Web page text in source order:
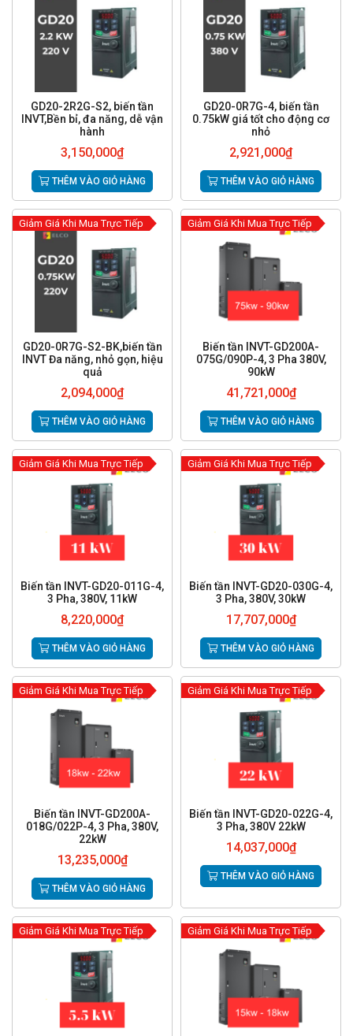
GD20-2R2G-S2, biến tần
INVT,Bền bỉ, đa năng, dễ vận
hành
3,150,000₫
THÊM VÀO GIỎ HÀNG
GD20-0R7G-4, biến tần
0.75kW giá tốt cho động cơ
nhỏ
2,921,000₫
THÊM VÀO GIỎ HÀNG
Giảm Giá Khi Mua Trực Tiếp
GD20-0R7G-S2-BK,biến tần
INVT Đa năng, nhỏ gọn, hiệu
quả
2,094,000₫
THÊM VÀO GIỎ HÀNG
Giảm Giá Khi Mua Trực Tiếp
Biến tần INVT-GD200A-
075G/090P-4, 3 Pha 380V,
90kW
41,721,000₫
THÊM VÀO GIỎ HÀNG
Giảm Giá Khi Mua Trực Tiếp
Biến tần INVT-GD20-011G-4,
3 Pha, 380V, 11kW
8,220,000₫
THÊM VÀO GIỎ HÀNG
Giảm Giá Khi Mua Trực Tiếp
Biến tần INVT-GD20-030G-4,
3 Pha, 380V, 30kW
17,707,000₫
THÊM VÀO GIỎ HÀNG
Giảm Giá Khi Mua Trực Tiếp
Biến tần INVT-GD200A-
018G/022P-4, 3 Pha, 380V,
22kW
13,235,000₫
THÊM VÀO GIỎ HÀNG
Giảm Giá Khi Mua Trực Tiếp
Biến tần INVT-GD20-022G-4,
3 Pha, 380V 22kW
14,037,000₫
THÊM VÀO GIỎ HÀNG
Giảm Giá Khi Mua Trực Tiếp Giảm Giá Khi Mua Trực Tiếp